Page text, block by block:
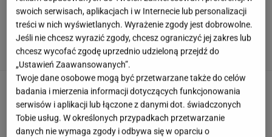
Wiadomo, ile emerytury dostaje Kwaśniewska.
Kwota zaskakuje
Zamówili produkty za pół
miliona. Ekspert ocenia składniki, które trafią
do kuchni prezydenta
ALEKSANDRA PIETROW
swoich serwisach, aplikacjach i w Internecie lub personalizacji
treści w nich wyświetlanych. Wyrażenie zgody jest dobrowolne.
Jeśli nie chcesz wyrazić zgody, chcesz ograniczyć jej zakres lub
chcesz wycofać zgodę uprzednio udzieloną przejdź do
„Ustawień Zaawansowanych”.
Twoje dane osobowe mogą być przetwarzane także do celów
badania i mierzenia informacji dotyczących funkcjonowania
serwisów i aplikacji lub łączone z danymi dot. świadczonych
Tobie usług. W określonych przypadkach przetwarzanie
danych nie wymaga zgody i odbywa się w oparciu o